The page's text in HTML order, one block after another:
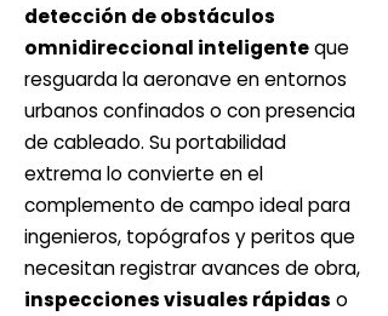
detección de obstáculos
omnidireccional inteligenteque
resguarda la aeronave en entornos
urbanos confinados o con presencia
de cableado. Su portabilidad
extrema lo convierte en el
complemento de campo ideal para
ingenieros, topógrafos y peritos que
necesitan registrar avances de obra,
inspecciones visuales rápidas o